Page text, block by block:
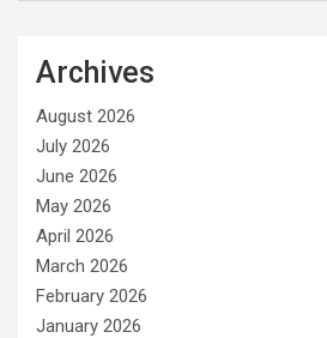
Archives
August 2026
July 2026
June 2026
May 2026
April 2026
March 2026
February 2026
January 2026